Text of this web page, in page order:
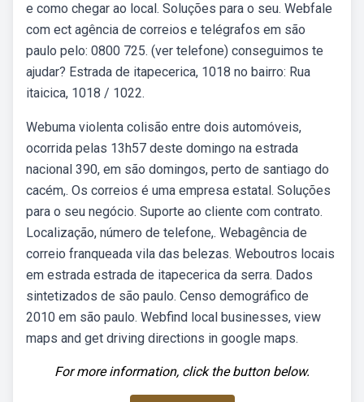
e como chegar ao local. Soluções para o seu. Webfale
com ect agência de correios e telégrafos em são
paulo pelo: 0800 725. (ver telefone) conseguimos te
ajudar? Estrada de itapecerica, 1018 no bairro: Rua
itaicica, 1018 / 1022.
Webuma violenta colisão entre dois automóveis,
ocorrida pelas 13h57 deste domingo na estrada
nacional 390, em são domingos, perto de santiago do
cacém,. Os correios é uma empresa estatal. Soluções
para o seu negócio. Suporte ao cliente com contrato.
Localização, número de telefone,. Webagência de
correio franqueada vila das belezas. Weboutros locais
em estrada estrada de itapecerica da serra. Dados
sintetizados de são paulo. Censo demográfico de
2010 em são paulo. Webfind local businesses, view
maps and get driving directions in google maps.
For more information, click the button below.